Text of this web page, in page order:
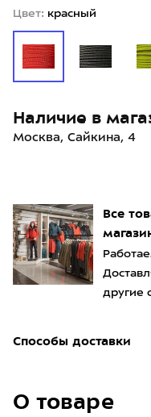
Все
другие
Способы доставки
О товаре
Цвет: красный
Наличие в
Москва, Сайкина, 4